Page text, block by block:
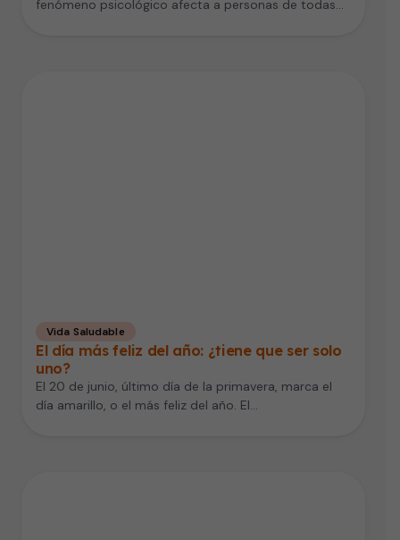
fenómeno psicológico afecta a personas de todas…
Vida Saludable
El día más feliz del año: ¿tiene que ser solo
uno?
El 20 de junio, último día de la primavera, marca el
día amarillo, o el más feliz del año. El…